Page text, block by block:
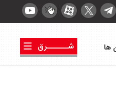
ها
شــــــرق